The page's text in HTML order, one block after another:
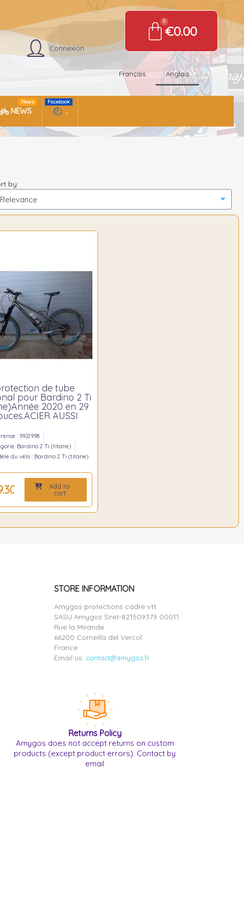
Connexion
€0.00
Français Anglais
NEWS
News
.
Facebook
by:
de tube
pour Bardino 2 Ti
2020 en 29
AUSSI
: 9102998
Bardino 2 Ti (titane)
du vélo : Bardino 2 Ti (titane)
Add to
cart
STORE INFORMATION
Amygos protections cadre vtt
SASU Amygos Siret-821509379 00011
Rue la Mirande
66200 Corneilla del Vercol
France
Email us: contact@amygos.fr
Returns Policy
Amygos does not accept returns on custom
products (except product errors). Contact by
email